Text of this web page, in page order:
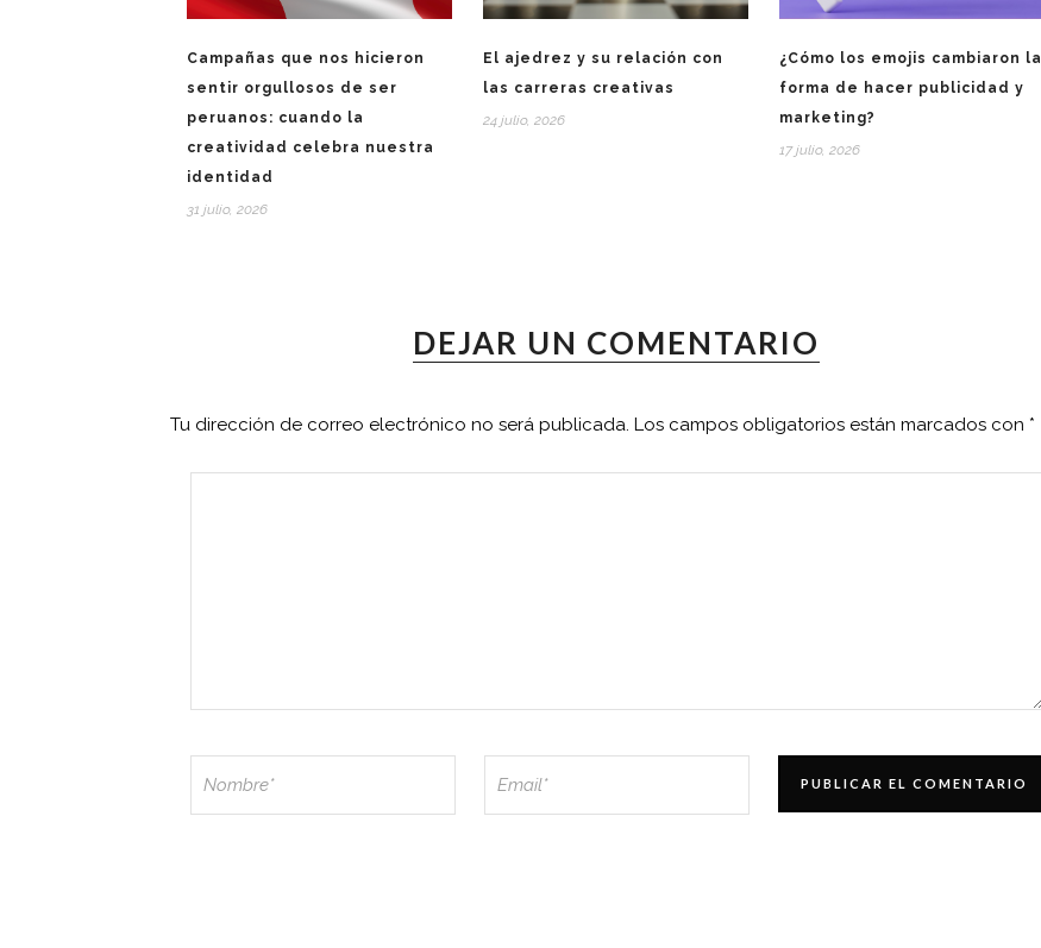
Campañas que nos hicieron
sentir orgullosos de ser
peruanos: cuando la
creatividad celebra nuestra
identidad
31 julio, 2026
El ajedrez y su relación con
las carreras creativas
24 julio, 2026
¿Cómo los emojis cambiaron la
forma de hacer publicidad y
marketing?
17 julio, 2026
DEJAR UN COMENTARIO
Tu dirección de correo electrónico no será publicada. Los campos obligatorios están marcados con *